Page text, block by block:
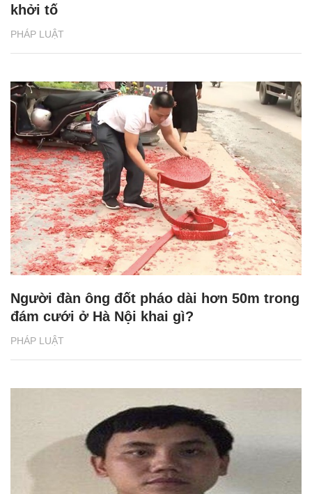
PHÁP LUẬT
khởi tố
PHÁP LUẬT
Người đàn ông đốt pháo dài hơn 50m trong
đám cưới ở Hà Nội khai gì?